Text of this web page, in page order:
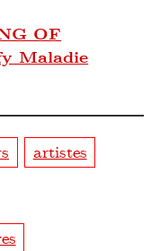
OF
Maladie
artistes